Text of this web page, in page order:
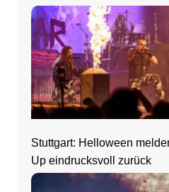
Stuttgart: Helloween
Up eindrucksvoll zurück